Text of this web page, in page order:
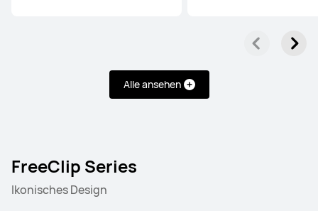
Alle ansehen
FreeClip Series
Ikonisches Design